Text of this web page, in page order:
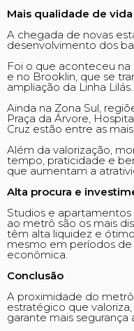
Mais qualidade de
A chegada de novas
desenvolvimento dos
Foi o que aconteceu na
e no Brooklin, que se
ampliação da Linha Lilás.
Ainda na Zona Sul,
Praça da Árvore,
Cruz estão entre as
Além da valorização,
tempo, praticidade e
que aumentam a
Alta procura e
Studios e
ao metrô são os mais
têm alta liquidez e
mesmo em períodos de
econômica.
Conclusão
A proximidade do
estratégico que
garante mais segurança